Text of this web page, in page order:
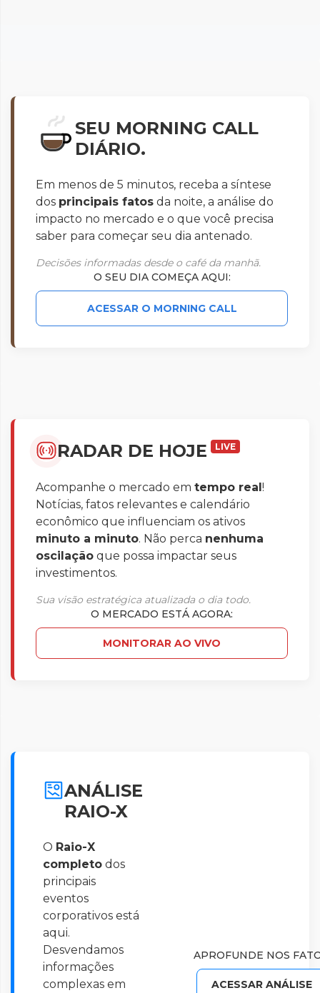
SEU MORNING CALL
DIÁRIO.
Em menos de 5 minutos, receba a síntese
dos principais fatos da noite, a análise do
impacto no mercado e o que você precisa
saber para começar seu dia antenado.
Decisões informadas desde o café da manhã.
O SEU DIA COMEÇA AQUI:
ACESSAR O MORNING CALL
RADAR DE HOJE LIVE
Acompanhe o mercado em tempo real!
Notícias, fatos relevantes e calendário
econômico que influenciam os ativos
minuto a minuto. Não perca nenhuma
oscilação que possa impactar seus
investimentos.
Sua visão estratégica atualizada o dia todo.
O MERCADO ESTÁ AGORA:
MONITORAR AO VIVO
ANÁLISE
RAIO-X
O Raio-X
completo dos
principais
eventos
corporativos está
aqui.
Desvendamos
informações
complexas em
APROFUNDE NOS
ACESSAR ANÁLISE